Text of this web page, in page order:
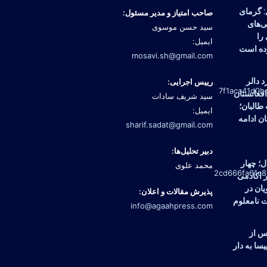
گرمای
است
دالر
ادامه
چهار
اکادمی
در
نامعلوم
از
به دار
صاحب امتیاز و مدیر مسئول:
سید حسن موسوی
ایمیل:
mosavi.sh@gmail.com
رییس اجرایی:
سید شریف سادات
ایمیل:
sharif.sadat@gmail.com
دبیر تحلیل‌ها:
محمد علوی
پذیرش مقالات و اعلان:
info@agaahpress.com